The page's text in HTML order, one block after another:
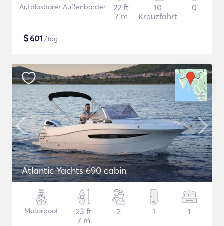
Aufblasbarer Außenborder
22 ft
7 m
10
Kreuzfahrt
0
$601 /Tag
Atlantic Yachts 690 cabin
Motorboot
23 ft
7 m
2 1 1